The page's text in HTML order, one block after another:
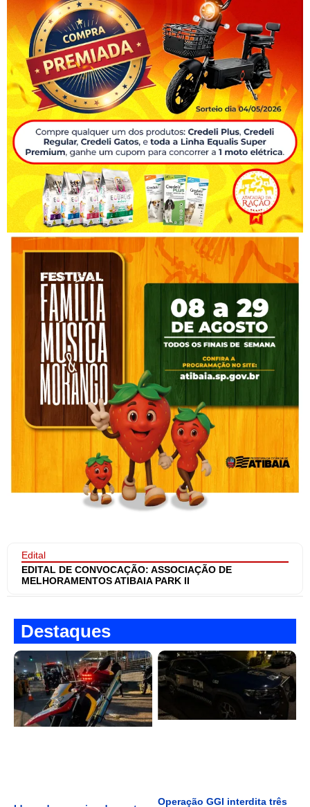
Edital
EDITAL DE CONVOCAÇÃO: ASSOCIAÇÃO DE
MELHORAMENTOS ATIBAIA PARK II
Destaques
Operação GGI interdita três